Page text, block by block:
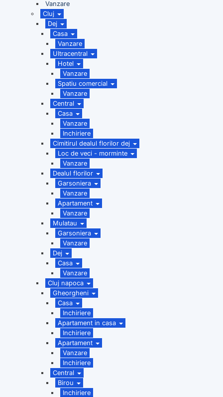
Vanzare
Cluj
Dej
Casa
Vanzare
Ultracentral
Hotel
Vanzare
Spatiu comercial
Vanzare
Central
Casa
Vanzare
Inchiriere
Cimitirul dealul florilor dej
Loc de veci - morminte
Vanzare
Dealul florilor
Garsoniera
Vanzare
Apartament
Vanzare
Mulatau
Garsoniera
Vanzare
Dej
Casa
Vanzare
Cluj napoca
Gheorgheni
Casa
Inchiriere
Apartament in casa
Inchiriere
Apartament
Vanzare
Inchiriere
Central
Birou
Inchiriere